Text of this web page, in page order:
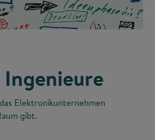
©
Elektronikunternehmen
gibt.